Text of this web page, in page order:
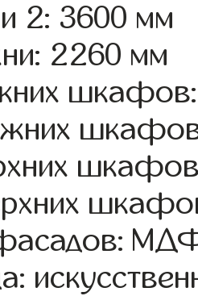
2: 3600 мм
2260 мм